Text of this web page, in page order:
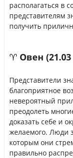
располагаться в
представителям
получить
♈ Овен (21.03
Представители
благоприятное
невероятный
преодолеть
доказать себе и
желаемого. Люди
которым они
правильно